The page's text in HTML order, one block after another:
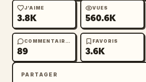
J’AIME
3.8K
VUES
560.6K
COMMENTAIRES
89
FAVORIS
3.6K
PARTAGER